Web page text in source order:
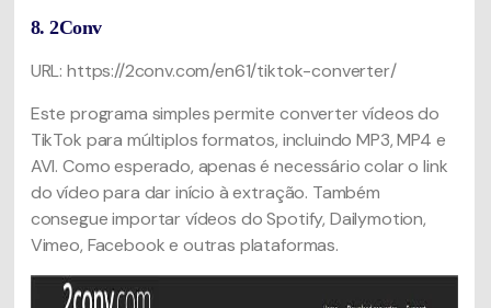
8. 2Conv
URL: https://2conv.com/en61/tiktok-converter/
Este programa simples permite converter vídeos do
TikTok para múltiplos formatos, incluindo MP3, MP4 e
AVI. Como esperado, apenas é necessário colar o link
do vídeo para dar início à extração. Também
consegue importar vídeos do Spotify, Dailymotion,
Vimeo, Facebook e outras plataformas.